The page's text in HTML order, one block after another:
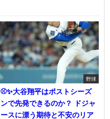
野球
⚾✨大谷翔平はポストシーズ
ンで先発できるのか？ ドジャ
ースに漂う期待と不安のリア